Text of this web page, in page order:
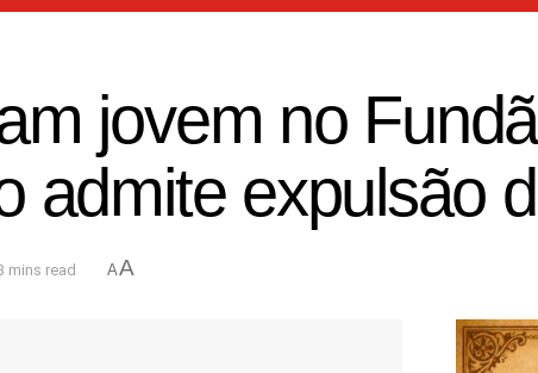
jovem no
admite expulsão
mins read AA